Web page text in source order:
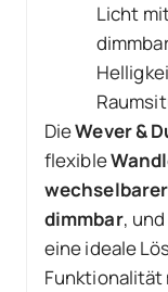
Licht
DieWever &
flexible
dimmbar,
eine ideale